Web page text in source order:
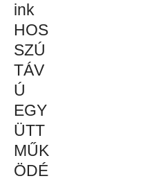
ink
HOS
SZÚ
TÁV
Ú
EGY
ÜTT
MŰK
ÖDÉ